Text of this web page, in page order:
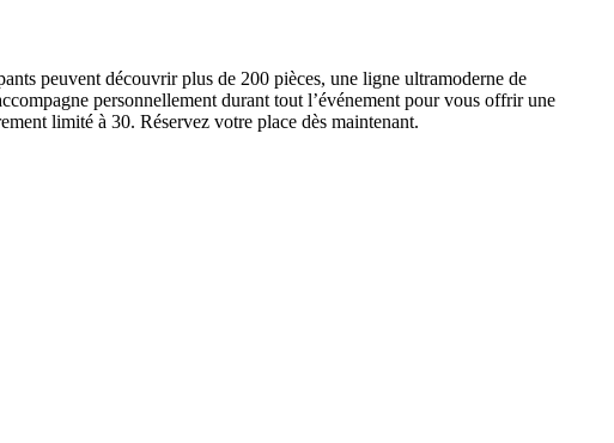
peuvent découvrir plus de 200 pièces, une ligne ultramoderne de
personnellement durant tout l’événement pour vous offrir une
limité à 30. Réservez votre place dès maintenant.